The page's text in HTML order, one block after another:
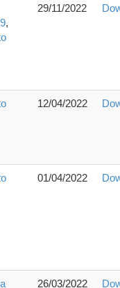
,
29/11/2022
12/04/2022
01/04/2022
26/03/2022